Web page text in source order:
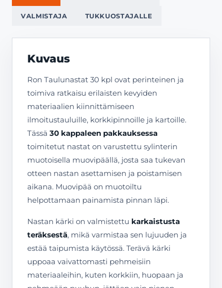
VALMISTAJA TUKKUOSTAJALLE
Kuvaus
Ron Taulunastat 30 kpl ovat perinteinen ja
toimiva ratkaisu erilaisten kevyiden
materiaalien kiinnittämiseen
ilmoitustauluille, korkkipinnoille ja kartoille.
Tässä 30 kappaleen pakkauksessa
toimitetut nastat on varustettu sylinterin
muotoisella muovipäällä, josta saa tukevan
otteen nastan asettamisen ja poistamisen
aikana. Muovipää on muotoiltu
helpottamaan painamista pinnan läpi.
Nastan kärki on valmistettu karkaistusta
teräksestä, mikä varmistaa sen lujuuden ja
estää taipumista käytössä. Terävä kärki
uppoaa vaivattomasti pehmeisiin
materiaaleihin, kuten korkkiin, huopaan ja